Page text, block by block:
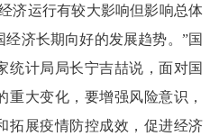
济运行有较大影响但影响总体
济长期向好的发展趋势。”国
统计局局长宁吉喆说，面对国
重大变化，要增强风险意识，
拓展疫情防控成效，促进经济